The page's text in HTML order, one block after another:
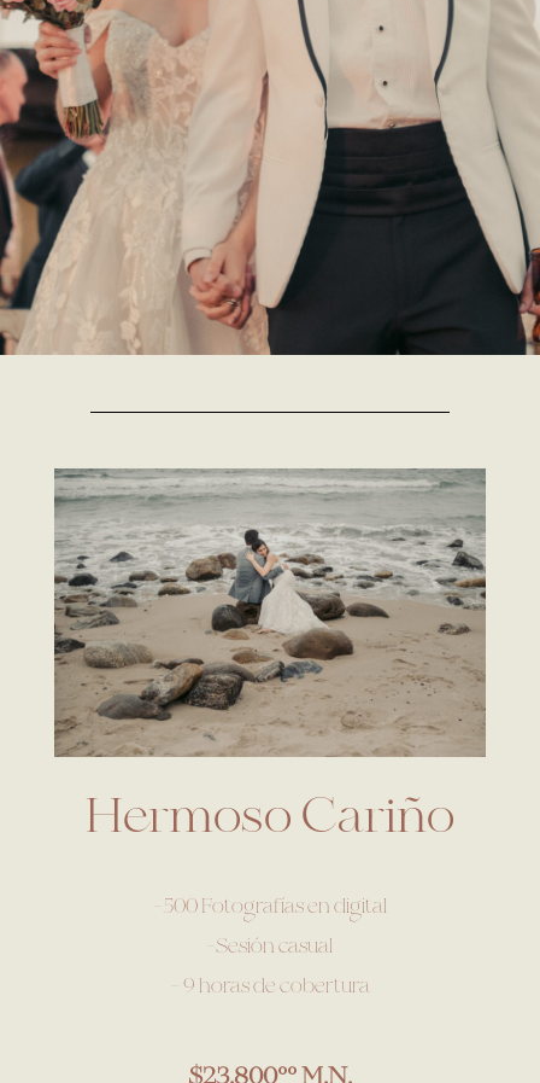
Hermoso Cariño
-500 Fotografías en digital
-Sesión casual
– 9 horas de cobertura